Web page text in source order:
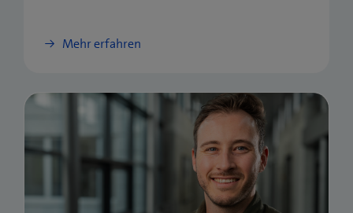
Mehr erfahren